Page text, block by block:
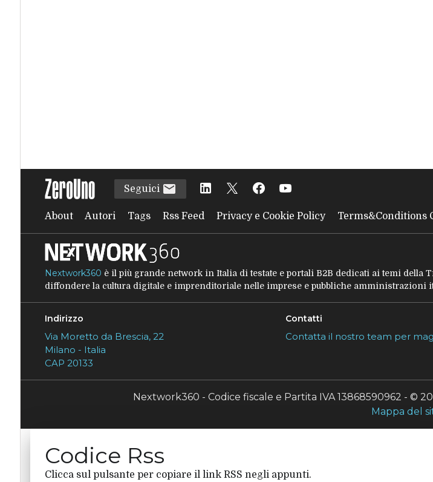
Seguici
About Autori Tags Rss Feed Privacy e Cookie Policy Terms&Conditions
Nextwork360 è il più grande network in Italia di testate e portali B2B dedicati ai temi
diffondere la cultura digitale e imprenditoriale nelle imprese e pubbliche amministrazioni
Indirizzo
Via Moretto da Brescia, 22
Milano - Italia
CAP 20133
Contatti
Contatta il nostro team per
Nextwork360 - Codice fiscale e Partita IVA 13868590962 - ©
Mappa del
Codice Rss
Clicca sul pulsante per copiare il link RSS negli appunti.